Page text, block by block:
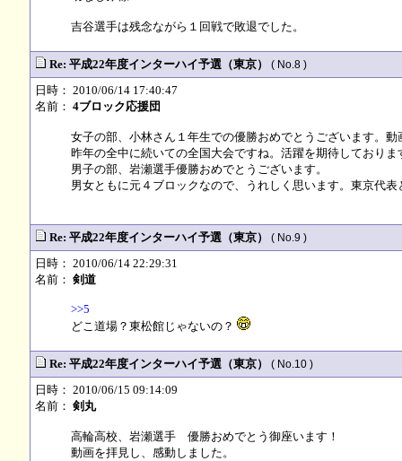
吉谷選手は残念ながら１回戦で敗退でした。
Re: 平成22年度インターハイ予選（東京） ( No.8 )
日時： 2010/06/14 17:40:47
名前： 4ブロック応援団
女子の部、小林さん１年生での優勝おめでとうございます。
昨年の全中に続いての全国大会ですね。活躍を期待しておりま
男子の部、岩瀬選手優勝おめでとうございます。
男女ともに元４ブロックなので、うれしく思います。東京代
Re: 平成22年度インターハイ予選（東京） ( No.9 )
日時： 2010/06/14 22:29:31
名前： 剣道
>>5
どこ道場？東松館じゃないの？
Re: 平成22年度インターハイ予選（東京） ( No.10 )
日時： 2010/06/15 09:14:09
名前： 剣丸
高輪高校、岩瀬選手 優勝おめでとう御座います！
動画を拝見し、感動しました。